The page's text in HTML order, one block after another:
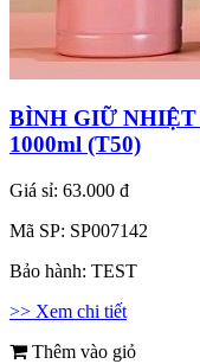
BÌNH GIỮ NHIỆT
1000ml (T50)
Giá sỉ: 63.000 đ
Mã SP: SP007142
Bảo hành: TEST
>> Xem chi tiết
Thêm vào giỏ